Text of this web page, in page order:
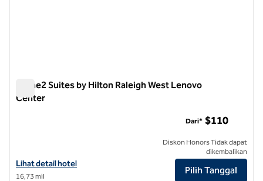
Home2 Suites by Hilton Raleigh West Lenovo
Center
Lihat detail hotel untuk Home2 Suites by Hilton Raleigh West
Lihat detail hotel
16,73 mil
Dari* $110
Diskon Honors Tidak dapat
dikembalikan
Pilih Tanggal